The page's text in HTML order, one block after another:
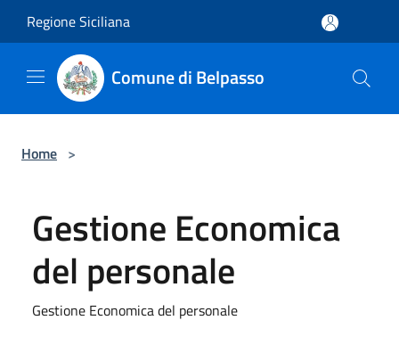
Regione Siciliana
Comune di Belpasso
Home >
Gestione Economica
del personale
Gestione Economica del personale